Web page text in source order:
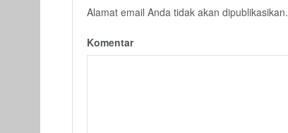
Alamat email Anda tidak akan dipublikasikan.
Komentar